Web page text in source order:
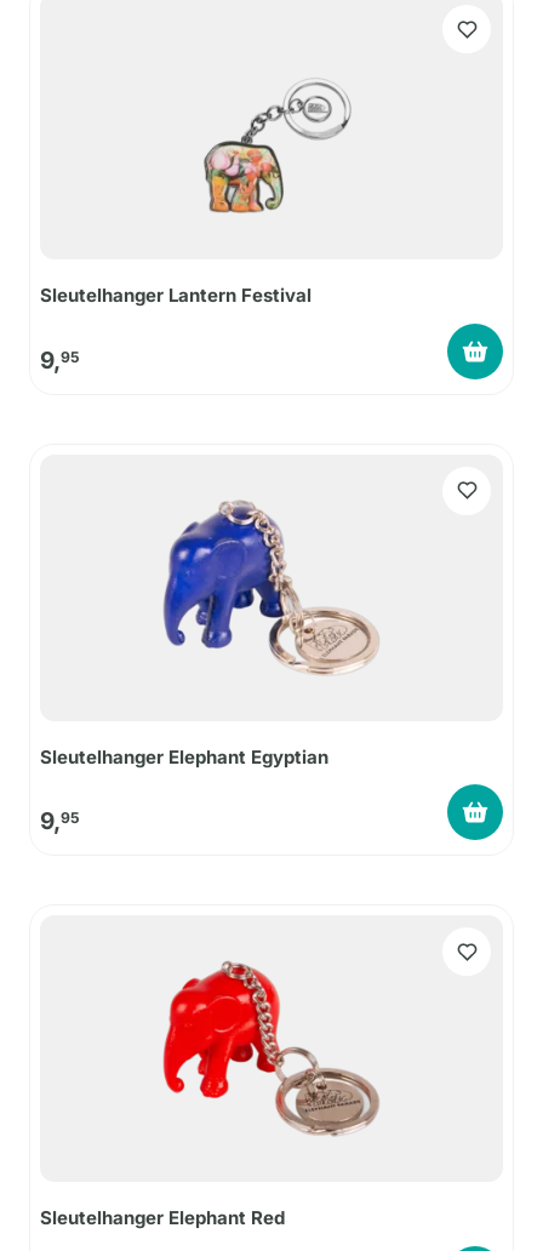
Sleutelhanger Lantern Festival
9,95
Sleutelhanger Elephant Egyptian
9,95
Sleutelhanger Elephant Red